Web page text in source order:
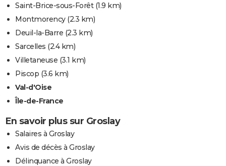
Saint-Brice-sous-Forêt(1.9 km)
Montmorency(2.3 km)
Deuil-la-Barre (2.3 km)
Sarcelles (2.4 km)
Villetaneuse (3.1 km)
Piscop (3.6 km)
Val-d'Oise
Île-de-France
En savoir plus sur Groslay
Salaires à Groslay
Avis de décès à Groslay
Délinquance à Groslay